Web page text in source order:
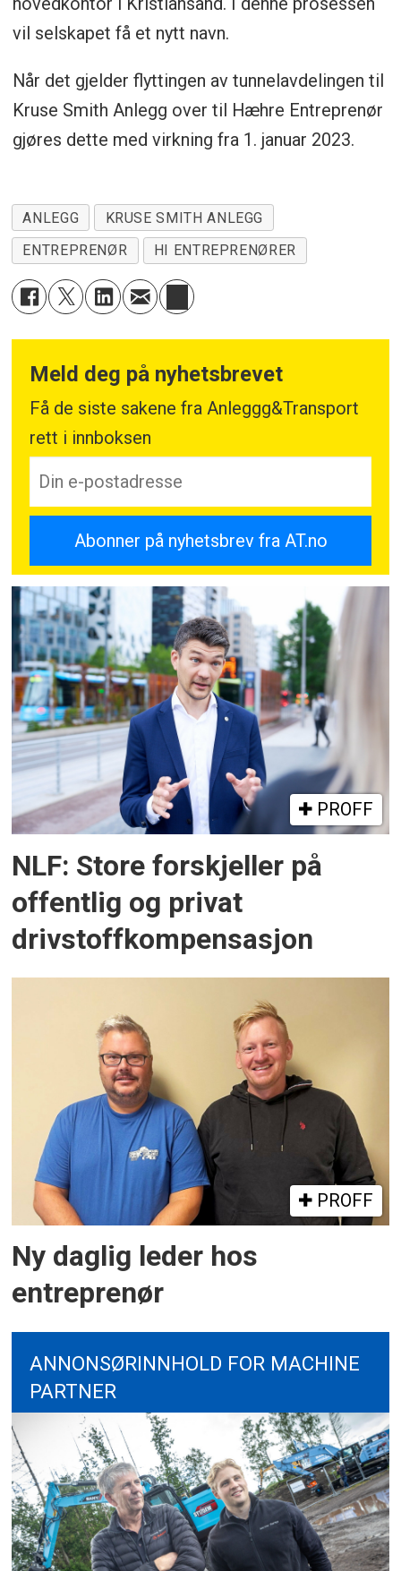
vil selskapet få et nytt navn.
Når det gjelder flyttingen av tunnelavdelingen til
Kruse Smith Anlegg over til Hæhre Entreprenør
gjøres dette med virkning fra 1. januar 2023.
ANLEGG
KRUSE SMITH ANLEGG
ENTREPRENØR
HI ENTREPRENØRER
Meld deg på nyhetsbrevet
Få de siste sakene fra Anleggg&Transport
rett i innboksen
PROFF
NLF: Store forskjeller på
offentlig og privat
drivstoffkompensasjon
PROFF
Ny daglig leder hos
entreprenør
ANNONSØRINNHOLD FOR MACHINE
PARTNER